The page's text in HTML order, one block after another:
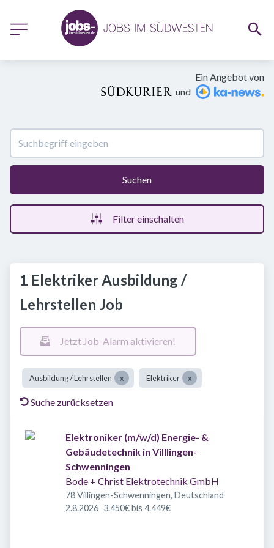
Ein Angebot von
und
Suchen
Filter einschalten
1 Elektriker Ausbildung /
Lehrstellen Job
Jetzt Job-Alarm aktivieren!
Ausbildung / Lehrstellen Elektriker
Suche zurücksetzen
Elektroniker (m/w/d) Energie- &
Gebäudetechnik in Villlingen-
Schwenningen
Bode + Christ Elektrotechnik GmbH
78 Villingen-Schwenningen, Deutschland
Veröffentlicht:
2.8.2026 3.450€ bis 4.449€